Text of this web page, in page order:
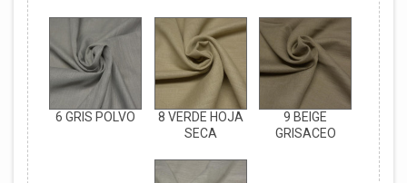
6 GRIS POLVO
8 VERDE HOJA
SECA
9 BEIGE
GRISACEO